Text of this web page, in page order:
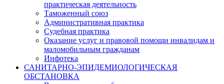
практическая деятельность
Таможенный союз
Административная практика
Судебная практика
Оказание услуг и правовой помощи инвалидам и
маломобильным гражданам
Инфотека
САНИТАРНО-ЭПИДЕМИОЛОГИЧЕСКАЯ
ОБСТАНОВКА